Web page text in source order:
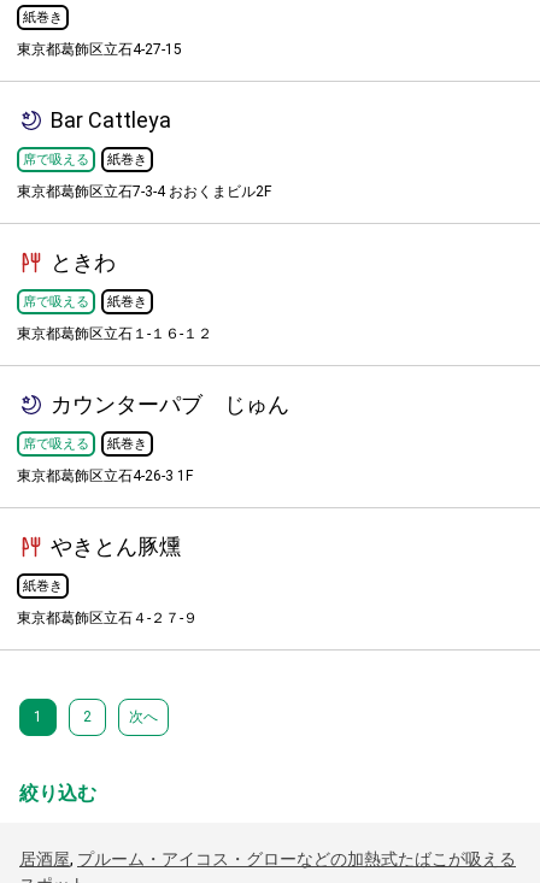
紙巻き
東京都葛飾区立石4-27-15
Bar Cattleya
席で吸える 紙巻き
東京都葛飾区立石7-3-4 おおくまビル2F
ときわ
席で吸える 紙巻き
東京都葛飾区立石１-１６-１２
カウンターパブ じゅん
席で吸える 紙巻き
東京都葛飾区立石4-26-3 1F
やきとん豚燻
紙巻き
東京都葛飾区立石４-２７-９
1 2 次へ
絞り込む
居酒屋, プルーム・アイコス・グローなどの加熱式たばこが吸える